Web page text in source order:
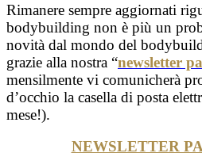
Rimanere sempre aggiornati
bodybuilding non è più un
novità dal mondo del
grazie alla nostra “newsletter
mensilmente vi comunicherà
d’occhio la casella di posta
mese!).
NEWSLETTER